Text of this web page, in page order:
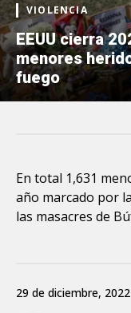
VIOLENCIA
EEUU cierra
menores
fuego
En total 1,631
año marcado por
las masacres de
29 de diciembre,